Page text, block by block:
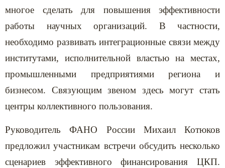
многое сделать для повышения эффективности
работы научных организаций. В частности,
необходимо развивать интеграционные связи между
институтами, исполнительной властью на местах,
промышленными предприятиями региона и
бизнесом. Связующим звеном здесь могут стать
центры коллективного пользования.
Руководитель ФАНО России Михаил Котюков
предложил участникам встречи обсудить несколько
сценариев эффективного финансирования ЦКП.